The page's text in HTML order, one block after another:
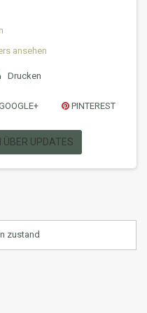
ansehen
Drucken
PINTEREST
ÜBER UPDATES
zustand